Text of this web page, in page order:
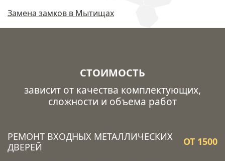
Замена замков в Мытищах
СТОИМОСТЬ
зависит от качества комплектующих,
сложности и объема работ
РЕМОНТ ВХОДНЫХ МЕТАЛЛИЧЕСКИХ
ДВЕРЕЙ
ОТ 1500